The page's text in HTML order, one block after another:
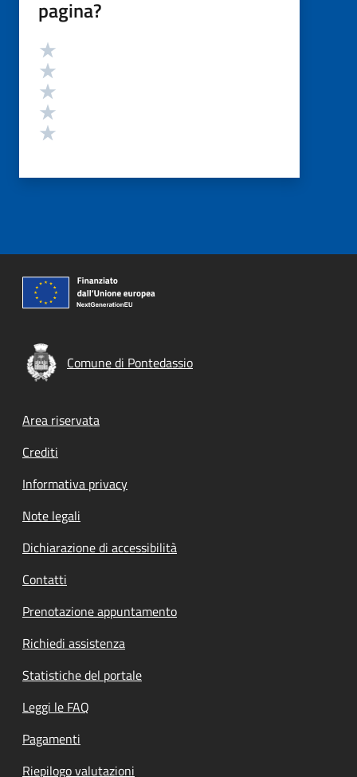
pagina?
Valutazione
Comune di Pontedassio
Footer menu
Area riservata
Crediti
Informativa privacy
Note legali
Dichiarazione di accessibilità
Contatti
Prenotazione appuntamento
Richiedi assistenza
Statistiche del portale
Leggi le FAQ
Pagamenti
Riepilogo valutazioni